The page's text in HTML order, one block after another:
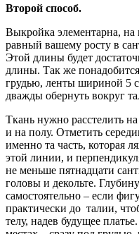
Второй способ.
Выкройка элементарна, на
равный вашему росту в
Этой длины будет
длины. Так же
грудью, ленты шириной 5
дважды обернуть вокруг
Ткань нужно расстелить
и на полу. Отметить
именно та часть, которая
этой линии, и
не меньше пятнадцати
головы и декольте.
самостоятельно – если
практически до талии,
телу, надев будущее